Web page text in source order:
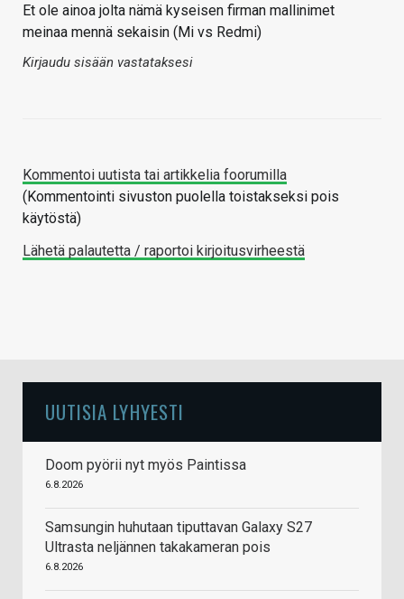
Et ole ainoa jolta nämä kyseisen firman mallinimet
meinaa mennä sekaisin (Mi vs Redmi)
Kirjaudu sisään vastataksesi
Kommentoi uutista tai artikkelia foorumilla
(Kommentointi sivuston puolella toistakseksi pois
käytöstä)
Lähetä palautetta / raportoi kirjoitusvirheestä
UUTISIA LYHYESTI
Doom pyörii nyt myös Paintissa
6.8.2026
Samsungin huhutaan tiputtavan Galaxy S27
Ultrasta neljännen takakameran pois
6.8.2026